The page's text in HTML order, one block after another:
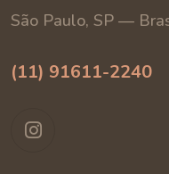
São Paulo, SP —
(11) 91611-2240